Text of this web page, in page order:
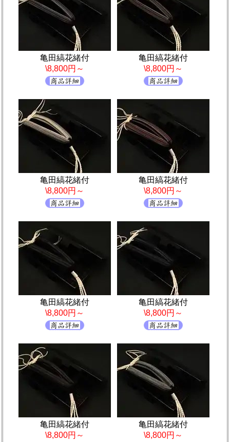
亀田縞花緒付
\8,800円～
亀田縞花緒付
\8,800円～
亀田縞花緒付
\8,800円～
亀田縞花緒付
\8,800円～
亀田縞花緒付
\8,800円～
亀田縞花緒付
\8,800円～
亀田縞花緒付
\8,800円～
亀田縞花緒付
\8,800円～